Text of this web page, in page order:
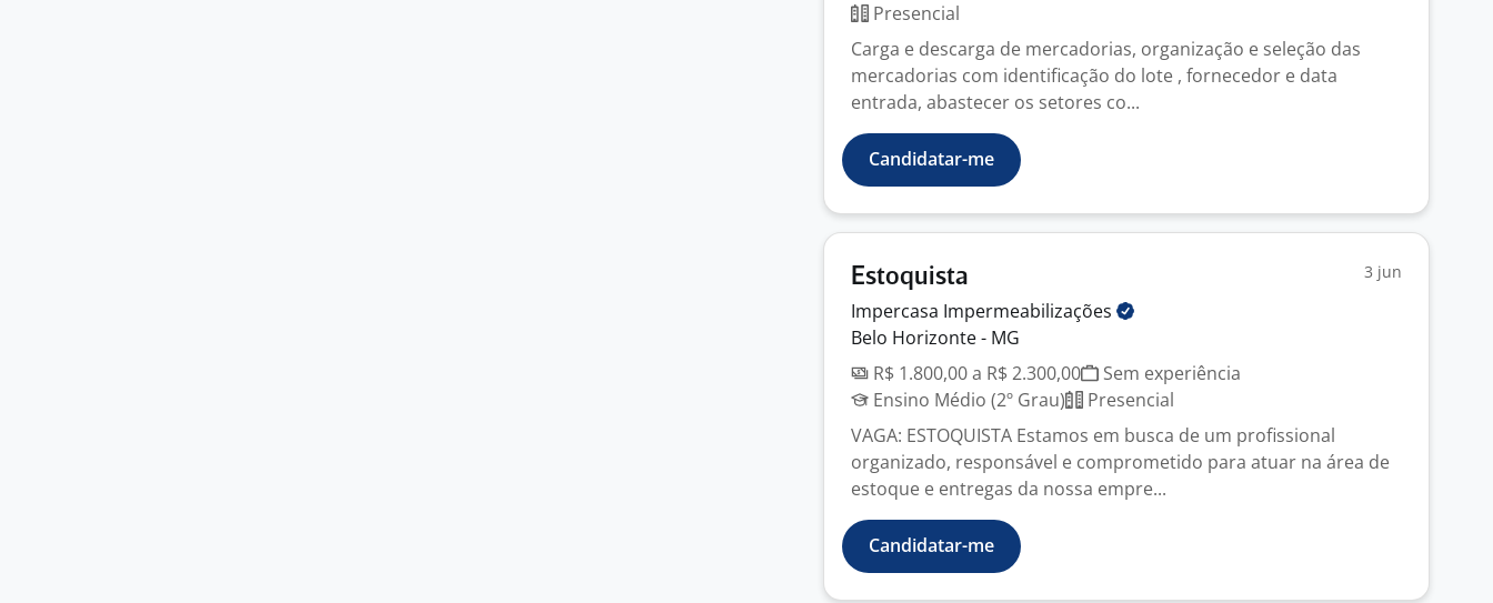
Presencial
Carga e descarga de mercadorias, organização e seleção das
mercadorias com identificação do lote , fornecedor e data
entrada, abastecer os setores co...
Candidatar-me
Estoquista 3 jun
Impercasa Impermeabilizações
Belo Horizonte - MG
R$ 1.800,00 a R$ 2.300,00
Sem experiência
Ensino Médio (2º Grau)
Presencial
VAGA: ESTOQUISTA Estamos em busca de um profissional
organizado, responsável e comprometido para atuar na área de
estoque e entregas da nossa empre...
Candidatar-me